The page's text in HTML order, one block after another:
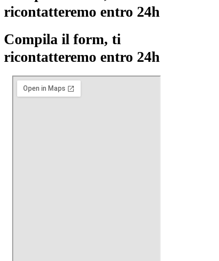
ricontatteremo entro 24h
Compila il form, ti
ricontatteremo entro 24h